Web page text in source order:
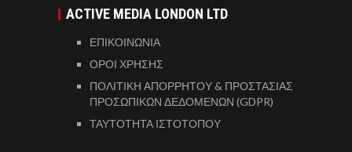
ACTIVE MEDIA LONDON LTD
ΕΠΙΚΟΙΝΩΝΙΑ
ΟΡΟΙ ΧΡΗΣΗΣ
ΠΟΛΙΤΙΚΗ ΑΠΟΡΡΗΤΟΥ & ΠΡΟΣΤΑΣΙΑΣ
ΠΡΟΣΩΠΙΚΩΝ ΔΕΔΟΜΕΝΩΝ (GDPR)
ΤΑΥΤΟΤΗΤΑ ΙΣΤΟΤΟΠΟΥ